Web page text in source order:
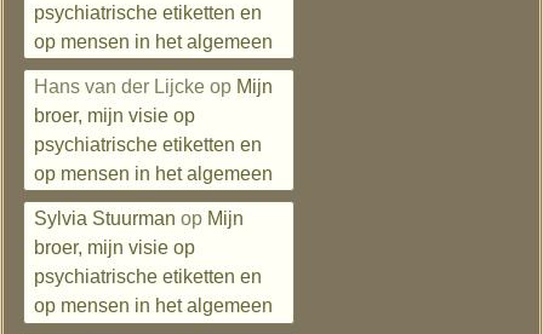
psychiatrische etiketten en
op mensen in het algemeen
Hans van der Lijcke op Mijn
broer, mijn visie op
psychiatrische etiketten en
op mensen in het algemeen
Sylvia Stuurman op Mijn
broer, mijn visie op
psychiatrische etiketten en
op mensen in het algemeen